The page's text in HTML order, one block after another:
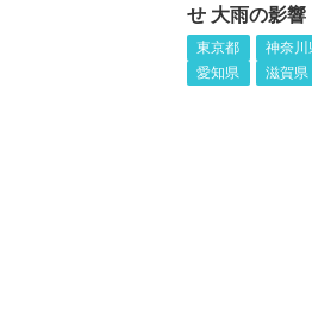
せ 大雨の影響
東京都 神奈川
愛知県
滋賀県